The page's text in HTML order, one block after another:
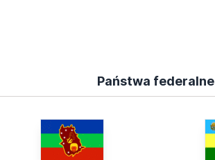
Państwa federalne